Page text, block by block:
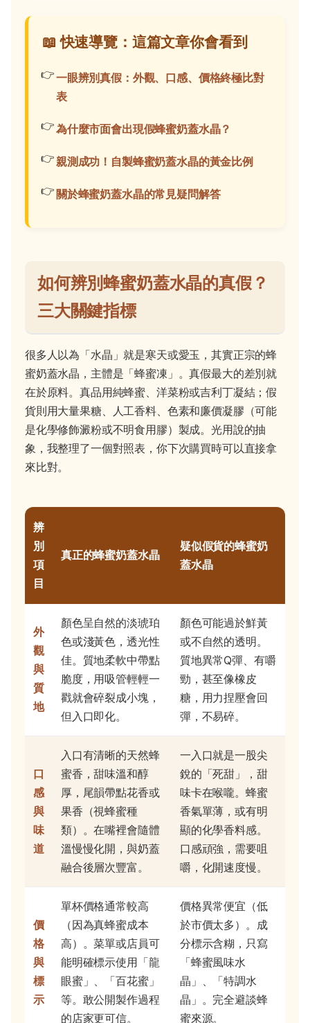
📖 快速導覽：這篇文章你會看到
一眼辨別真假：外觀、口感、價格終極比對
表
為什麼市面會出現假蜂蜜奶蓋水晶？
親測成功！自製蜂蜜奶蓋水晶的黃金比例
關於蜂蜜奶蓋水晶的常見疑問解答
如何辨別蜂蜜奶蓋水晶的真假？
三大關鍵指標
很多人以為「水晶」就是寒天或愛玉，其實正宗的蜂
蜜奶蓋水晶，主體是「蜂蜜凍」。真假最大的差別就
在於原料。真品用純蜂蜜、洋菜粉或吉利丁凝結；假
貨則用大量果糖、人工香料、色素和廉價凝膠（可能
是化學修飾澱粉或不明食用膠）製成。光用說的抽
象，我整理了一個對照表，你下次購買時可以直接拿
來比對。
辨
別
項
目
真正的蜂蜜奶蓋水晶
疑似假貨的蜂蜜奶
蓋水晶
外
觀
與
質
地
顏色呈自然的淡琥珀
色或淺黃色，透光性
佳。質地柔軟中帶點
脆度，用吸管輕輕一
戳就會碎裂成小塊，
但入口即化。
顏色可能過於鮮黃
或不自然的透明。
質地異常Q彈、有嚼
勁，甚至像橡皮
糖，用力捏壓會回
彈，不易碎。
口
感
與
味
道
入口有清晰的天然蜂
蜜香，甜味溫和醇
厚，尾韻帶點花香或
果香（視蜂蜜種
類）。在嘴裡會隨體
溫慢慢化開，與奶蓋
融合後層次豐富。
一入口就是一股尖
銳的「死甜」，甜
味卡在喉嚨。蜂蜜
香氣單薄，或有明
顯的化學香料感。
口感頑強，需要咀
嚼，化開速度慢。
價
格
與
標
示
單杯價格通常較高
（因為真蜂蜜成本
高）。菜單或店員可
能明確標示使用「龍
眼蜜」、「百花蜜」
等。敢公開製作過程
的店家更可信。
價格異常便宜（低
於市價太多）。成
分標示含糊，只寫
「蜂蜜風味水
晶」、「特調水
晶」。完全避談蜂
蜜來源。